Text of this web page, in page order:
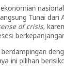
Tunai
of crisis,
ini pilihan